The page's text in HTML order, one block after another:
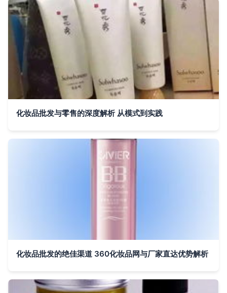
化妆品批发与零售的深度解析 从模式到实践
化妆品批发的绝佳渠道 360化妆品网与厂家直达优势解析